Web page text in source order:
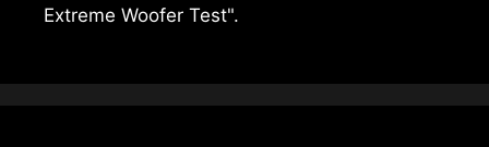
Extreme Woofer Test".